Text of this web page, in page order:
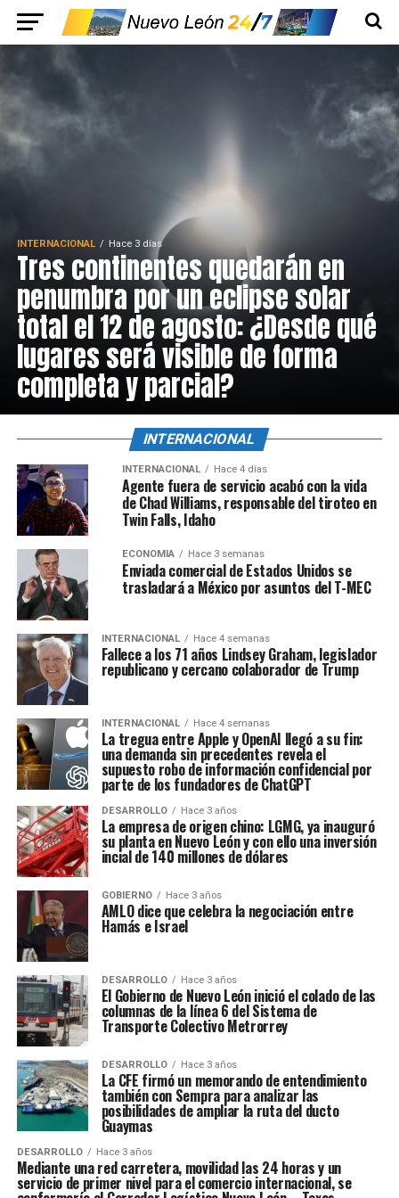
INTERNACIONAL Hace 3 días
Tres continentes quedarán en
penumbra por un eclipse solar
total el 12 de agosto: ¿Desde qué
lugares será visible de forma
completa y parcial?
INTERNACIONAL
INTERNACIONAL Hace 4 días
Agente fuera de servicio acabó con la vida
de Chad Williams, responsable del tiroteo en
Twin Falls, Idaho
ECONOMÍA Hace 3 semanas
Enviada comercial de Estados Unidos se
trasladará a México por asuntos del T-MEC
INTERNACIONAL Hace 4 semanas
Fallece a los 71 años Lindsey Graham, legislador
republicano y cercano colaborador de Trump
INTERNACIONAL Hace 4 semanas
La tregua entre Apple y OpenAI llegó a su fin:
una demanda sin precedentes revela el
supuesto robo de información confidencial por
parte de los fundadores de ChatGPT
DESARROLLO Hace 3 años
La empresa de origen chino: LGMG, ya inauguró
su planta en Nuevo León y con ello una inversión
incial de 140 millones de dólares
GOBIERNO Hace 3 años
AMLO dice que celebra la negociación entre
Hamás e Israel
DESARROLLO Hace 3 años
El Gobierno de Nuevo León inició el colado de las
columnas de la línea 6 del Sistema de
Transporte Colectivo Metrorrey
DESARROLLO Hace 3 años
La CFE firmó un memorando de entendimiento
también con Sempra para analizar las
posibilidades de ampliar la ruta del ducto
Guaymas
DESARROLLO Hace 3 años
Mediante una red carretera, movilidad las 24 horas y un
servicio de primer nivel para el comercio internacional, se